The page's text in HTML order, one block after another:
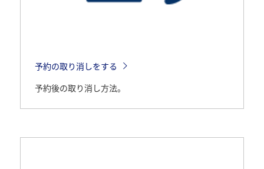
予約の取り消しをする
予約後の取り消し方法。